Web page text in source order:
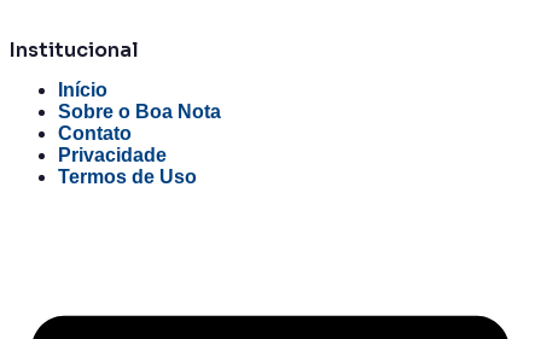
Institucional
Início
Sobre o Boa Nota
Contato
Privacidade
Termos de Uso